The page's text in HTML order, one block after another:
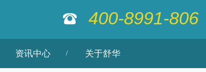
400-8991-806
资讯中心 关于舒华